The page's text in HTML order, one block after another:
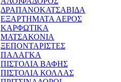
ΔΡΑΠΑΝΟΚΑΤΣΑΒΙΔΑ
ΕΞΑΡΤΗΜΑΤΑ ΑΕΡΟΣ
ΚΑΡΦΩΤΙΚΑ
ΜΑΤΣΑΚΟΝΙΑ
ΞΕΠΟΝΤΑΡΙΣΤΕΣ
ΠΑΛΑΓΚΑ
ΠΙΣΤΟΛΙΑ ΒΑΦΗΣ
ΠΙΣΤΟΛΙΑ ΚΟΛΛΑΣ